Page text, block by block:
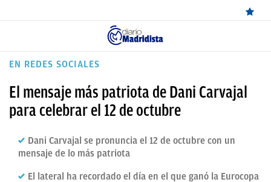
ÚLTIMAS
REAL
BALONCESTO
CANTERA
EN REDES SOCIALES
El mensaje más patriota de Dani Carvajal
para celebrar el 12 de octubre
Dani Carvajal se pronuncia el 12 de octubre con un
mensaje de lo más patriota
El lateral ha recordado el día en el que ganó la Eurocopa